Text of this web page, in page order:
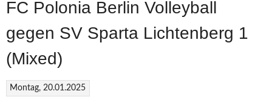
FC Polonia Berlin Volleyball
gegen SV Sparta Lichtenberg 1
(Mixed)
Montag, 20.01.2025